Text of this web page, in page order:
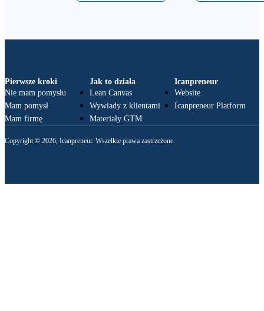
Pierwsze kroki
Nie mam pomysłu
Mam pomysł
Mam firmę
Jak to działa
Lean Canvas
Wywiady z klientami
Materiały GTM
Icanpreneur
Website
Icanpreneur Platform
Copyright © 2026, Icanpreneur. Wszelkie prawa zastrzeżone.